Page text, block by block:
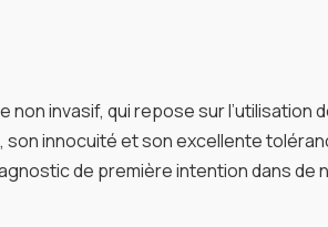
non invasif, qui repose sur
innocuité et son excellente
de première intention dans